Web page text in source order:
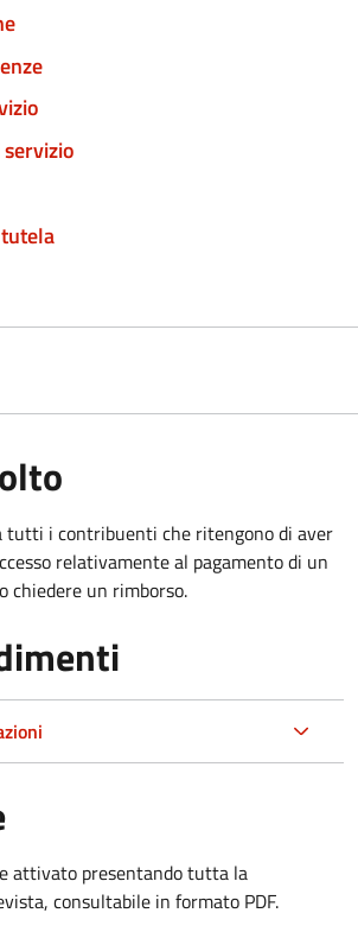
tutti i contribuenti che ritengono di aver
relativamente al pagamento di un
chiedere un rimborso.
attivato presentando tutta la
consultabile in formato PDF.